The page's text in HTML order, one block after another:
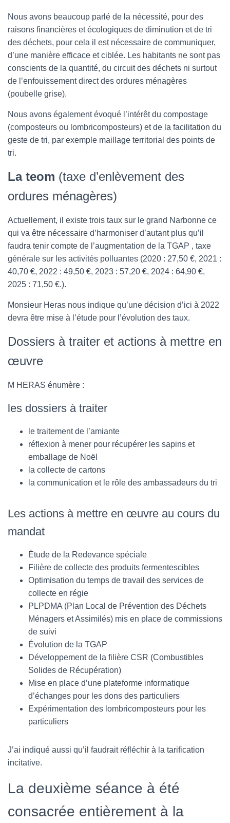
Nous avons beaucoup parlé de la nécessité, pour des
raisons financières et écologiques de diminution et de tri
des déchets, pour cela il est nécessaire de communiquer,
d’une manière efficace et ciblée. Les habitants ne sont pas
conscients de la quantité, du circuit des déchets ni surtout
de l’enfouissement direct des ordures ménagères
(poubelle grise).
Nous avons également évoqué l’intérêt du compostage
(composteurs ou lombricomposteurs) et de la facilitation du
geste de tri, par exemple maillage territorial des points de
tri.
La teom (taxe d’enlèvement des
ordures ménagères)
Actuellement, il existe trois taux sur le grand Narbonne ce
qui va être nécessaire d’harmoniser d’autant plus qu’il
faudra tenir compte de l’augmentation de la TGAP , taxe
générale sur les activités polluantes (2020 : 27,50 €, 2021 :
40,70 €, 2022 : 49,50 €, 2023 : 57,20 €, 2024 : 64,90 €,
2025 : 71,50 €.).
Monsieur Heras nous indique qu’une décision d’ici à 2022
devra être mise à l’étude pour l’évolution des taux.
Dossiers à traiter et actions à mettre en
œuvre
M HERAS énumère :
les dossiers à traiter
le traitement de l’amiante
réflexion à mener pour récupérer les sapins et
emballage de Noël
la collecte de cartons
la communication et le rôle des ambassadeurs du tri
Les actions à mettre en œuvre au cours du
mandat
Étude de la Redevance spéciale
Filière de collecte des produits fermentescibles
Optimisation du temps de travail des services de
collecte en régie
PLPDMA (Plan Local de Prévention des Déchets
Ménagers et Assimilés) mis en place de commissions
de suivi
Évolution de la TGAP
Développement de la filière CSR (Combustibles
Solides de Récupération)
Mise en place d’une plateforme informatique
d’échanges pour les dons des particuliers
Expérimentation des lombricomposteurs pour les
particuliers
J’ai indiqué aussi qu’il faudrait réfléchir à la tarification
incitative.
La deuxième séance à été
consacrée entièrement à la